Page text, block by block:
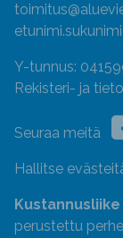
Y-tunnus:
Rekisteri- ja
Seuraa meitä
Hallitse
perustettu